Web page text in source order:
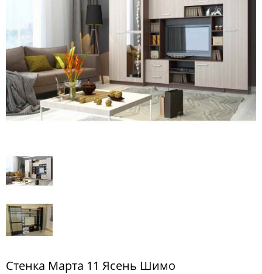
Стенка Марта 11 Ясень Шимо
ШКАФЫ
МЕБЕЛЬ
ДЛЯ
СПАЛЬНИ
МЕБЕЛЬ
ДЛЯ
ГОСТИНОЙ
ДЛЯ
ПРИХОЖЕЙ
СТОЛЫ
ОФИСНАЯ
МЕБЕЛЬ
МАТРАСЫ